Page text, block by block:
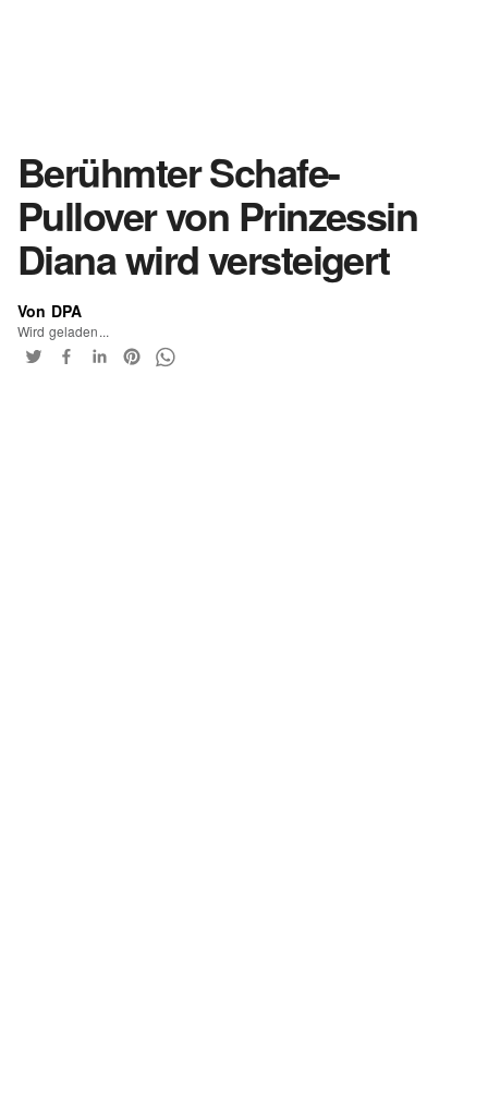
Berühmter Schafe-
Pullover von Prinzessin
Diana wird versteigert
Von DPA
Wird geladen...